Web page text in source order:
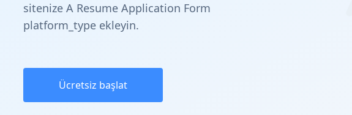
sitenize A Resume Application Form
platform_type ekleyin.
Ücretsiz başlat